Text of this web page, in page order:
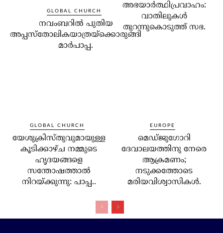
GLOBAL CHURCH
നവംബറില്‍ പുതിയ
അപ്പസ്‌തോലികയാത്രയ്‌ക്കൊരുങ്ങി
മാര്‍പാപ്പ.
അഭയാര്‍ത്ഥിപ്രവാഹം:
വാതിലുകള്‍
തുറന്നുകൊടുത്ത് സഭ.
GLOBAL CHURCH
യേശുക്രിസ്തുവുമായുള്ള
കൂടിക്കാഴ്ച നമ്മുടെ
ഹൃദയങ്ങളെ
സന്തോഷത്താല്‍
നിറയ്ക്കുന്നു: പാപ്പ..
EUROPE
മെഡ്ജുഗോറി
ദേവാലയത്തിനു നേരെ
ആക്രമണം;
നടുക്കത്തോടെ
മരിയവിശ്വാസികള്‍.